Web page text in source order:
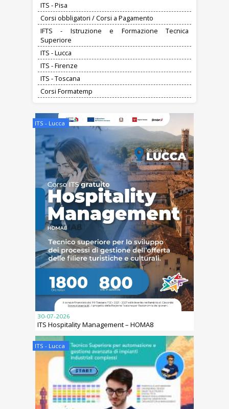
ITS - Pisa
Corsi obbligatori / Corsi a Pagamento
IFTS - Istruzione e Formazione Tecnica
Superiore
ITS - Lucca
ITS - Firenze
ITS - Toscana
Corsi Formatemp
ITS - Lucca
30-07-2026
ITS Hospitality Management – HOMA8
ITS - Lucca